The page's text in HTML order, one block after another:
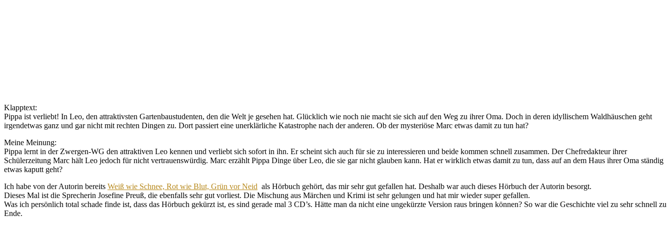
Klapptext:
Pippa ist verliebt! In Leo, den attraktivsten Gartenbaustudenten, den die Welt je gesehen hat. Glücklich wie noch nie macht sie sich auf den Weg zu ihrer Oma. Doch in deren idyllischem Waldhäuschen geht
irgendetwas ganz und gar nicht mit rechten Dingen zu. Dort passiert eine unerklärliche Katastrophe nach der anderen. Ob der mysteriöse Marc etwas damit zu tun hat?
Meine Meinung:
Pippa lernt in der Zwergen-WG den attraktiven Leo kennen und verliebt sich sofort in ihn. Er scheint sich auch für sie zu interessieren und beide kommen schnell zusammen. Der Chefredakteur ihrer
Schülerzeitung Marc hält Leo jedoch für nicht vertrauenswürdig. Marc erzählt Pippa Dinge über Leo, die sie gar nicht glauben kann. Hat er wirklich etwas damit zu tun, dass auf an dem Haus ihrer Oma ständig
etwas kaputt geht?
Ich habe von der Autorin bereits Weiß wie Schnee, Rot wie Blut, Grün vor Neid als Hörbuch gehört, das mir sehr gut gefallen hat. Deshalb war auch dieses Hörbuch der Autorin besorgt.
Dieses Mal ist die Sprecherin Josefine Preuß, die ebenfalls sehr gut vorliest. Die Mischung aus Märchen und Krimi ist sehr gelungen und hat mir wieder super gefallen.
Was ich persönlich total schade finde ist, dass das Hörbuch gekürzt ist, es sind gerade mal 3 CD’s. Hätte man da nicht eine ungekürzte Version raus bringen können? So war die Geschichte viel zu sehr schnell zu
Ende.